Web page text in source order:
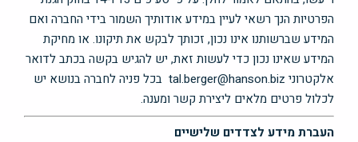
הפרטיות הנך רשאי לעיין במידע אודותיך השמור בידי החברה ואם
המידע שברשותנו אינו נכון, זכותך לבקש את תיקונו. או מחיקת
המידע שאינו נכון כדי לעשות זאת, יש להגיש בקשה בכתב לדואר
אלקטרוני tal.berger@hanson.biz בכל פניה לחברה בנושא יש
לכלול פרטים מלאים ליצירת קשר ומענה.
העברת מידע לצדדים שלישיים